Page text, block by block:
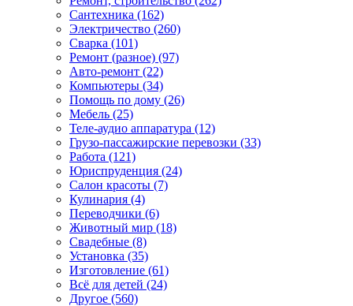
Сантехника (162)
Электричество (260)
Сварка (101)
Ремонт (разное) (97)
Авто-ремонт (22)
Компьютеры (34)
Помощь по дому (26)
Мебель (25)
Теле-аудио аппаратура (12)
Грузо-пассажирские перевозки (33)
Работа (121)
Юриспруденция (24)
Салон красоты (7)
Кулинария (4)
Переводчики (6)
Животный мир (18)
Свадебные (8)
Установка (35)
Изготовление (61)
Всё для детей (24)
Другое (560)